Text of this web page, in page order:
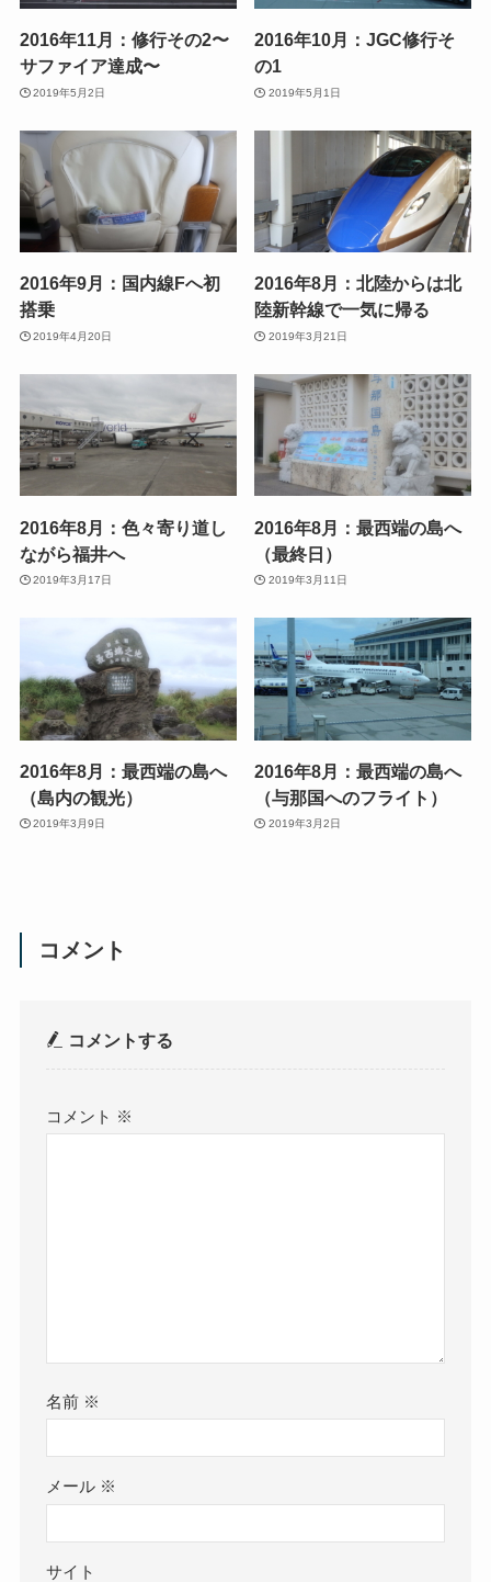
2016年11月：修行その2〜
サファイア達成〜
2019年5月2日
2016年10月：JGC修行そ
の1
2019年5月1日
2016年9月：国内線Fへ初
搭乗
2019年4月20日
2016年8月：北陸からは北
陸新幹線で一気に帰る
2019年3月21日
2016年8月：色々寄り道し
ながら福井へ
2019年3月17日
2016年8月：最西端の島へ
（最終日）
2019年3月11日
2016年8月：最西端の島へ
（島内の観光）
2019年3月9日
2016年8月：最西端の島へ
（与那国へのフライト）
2019年3月2日
コメント
コメントする
コメント ※
名前 ※
メール ※
サイト